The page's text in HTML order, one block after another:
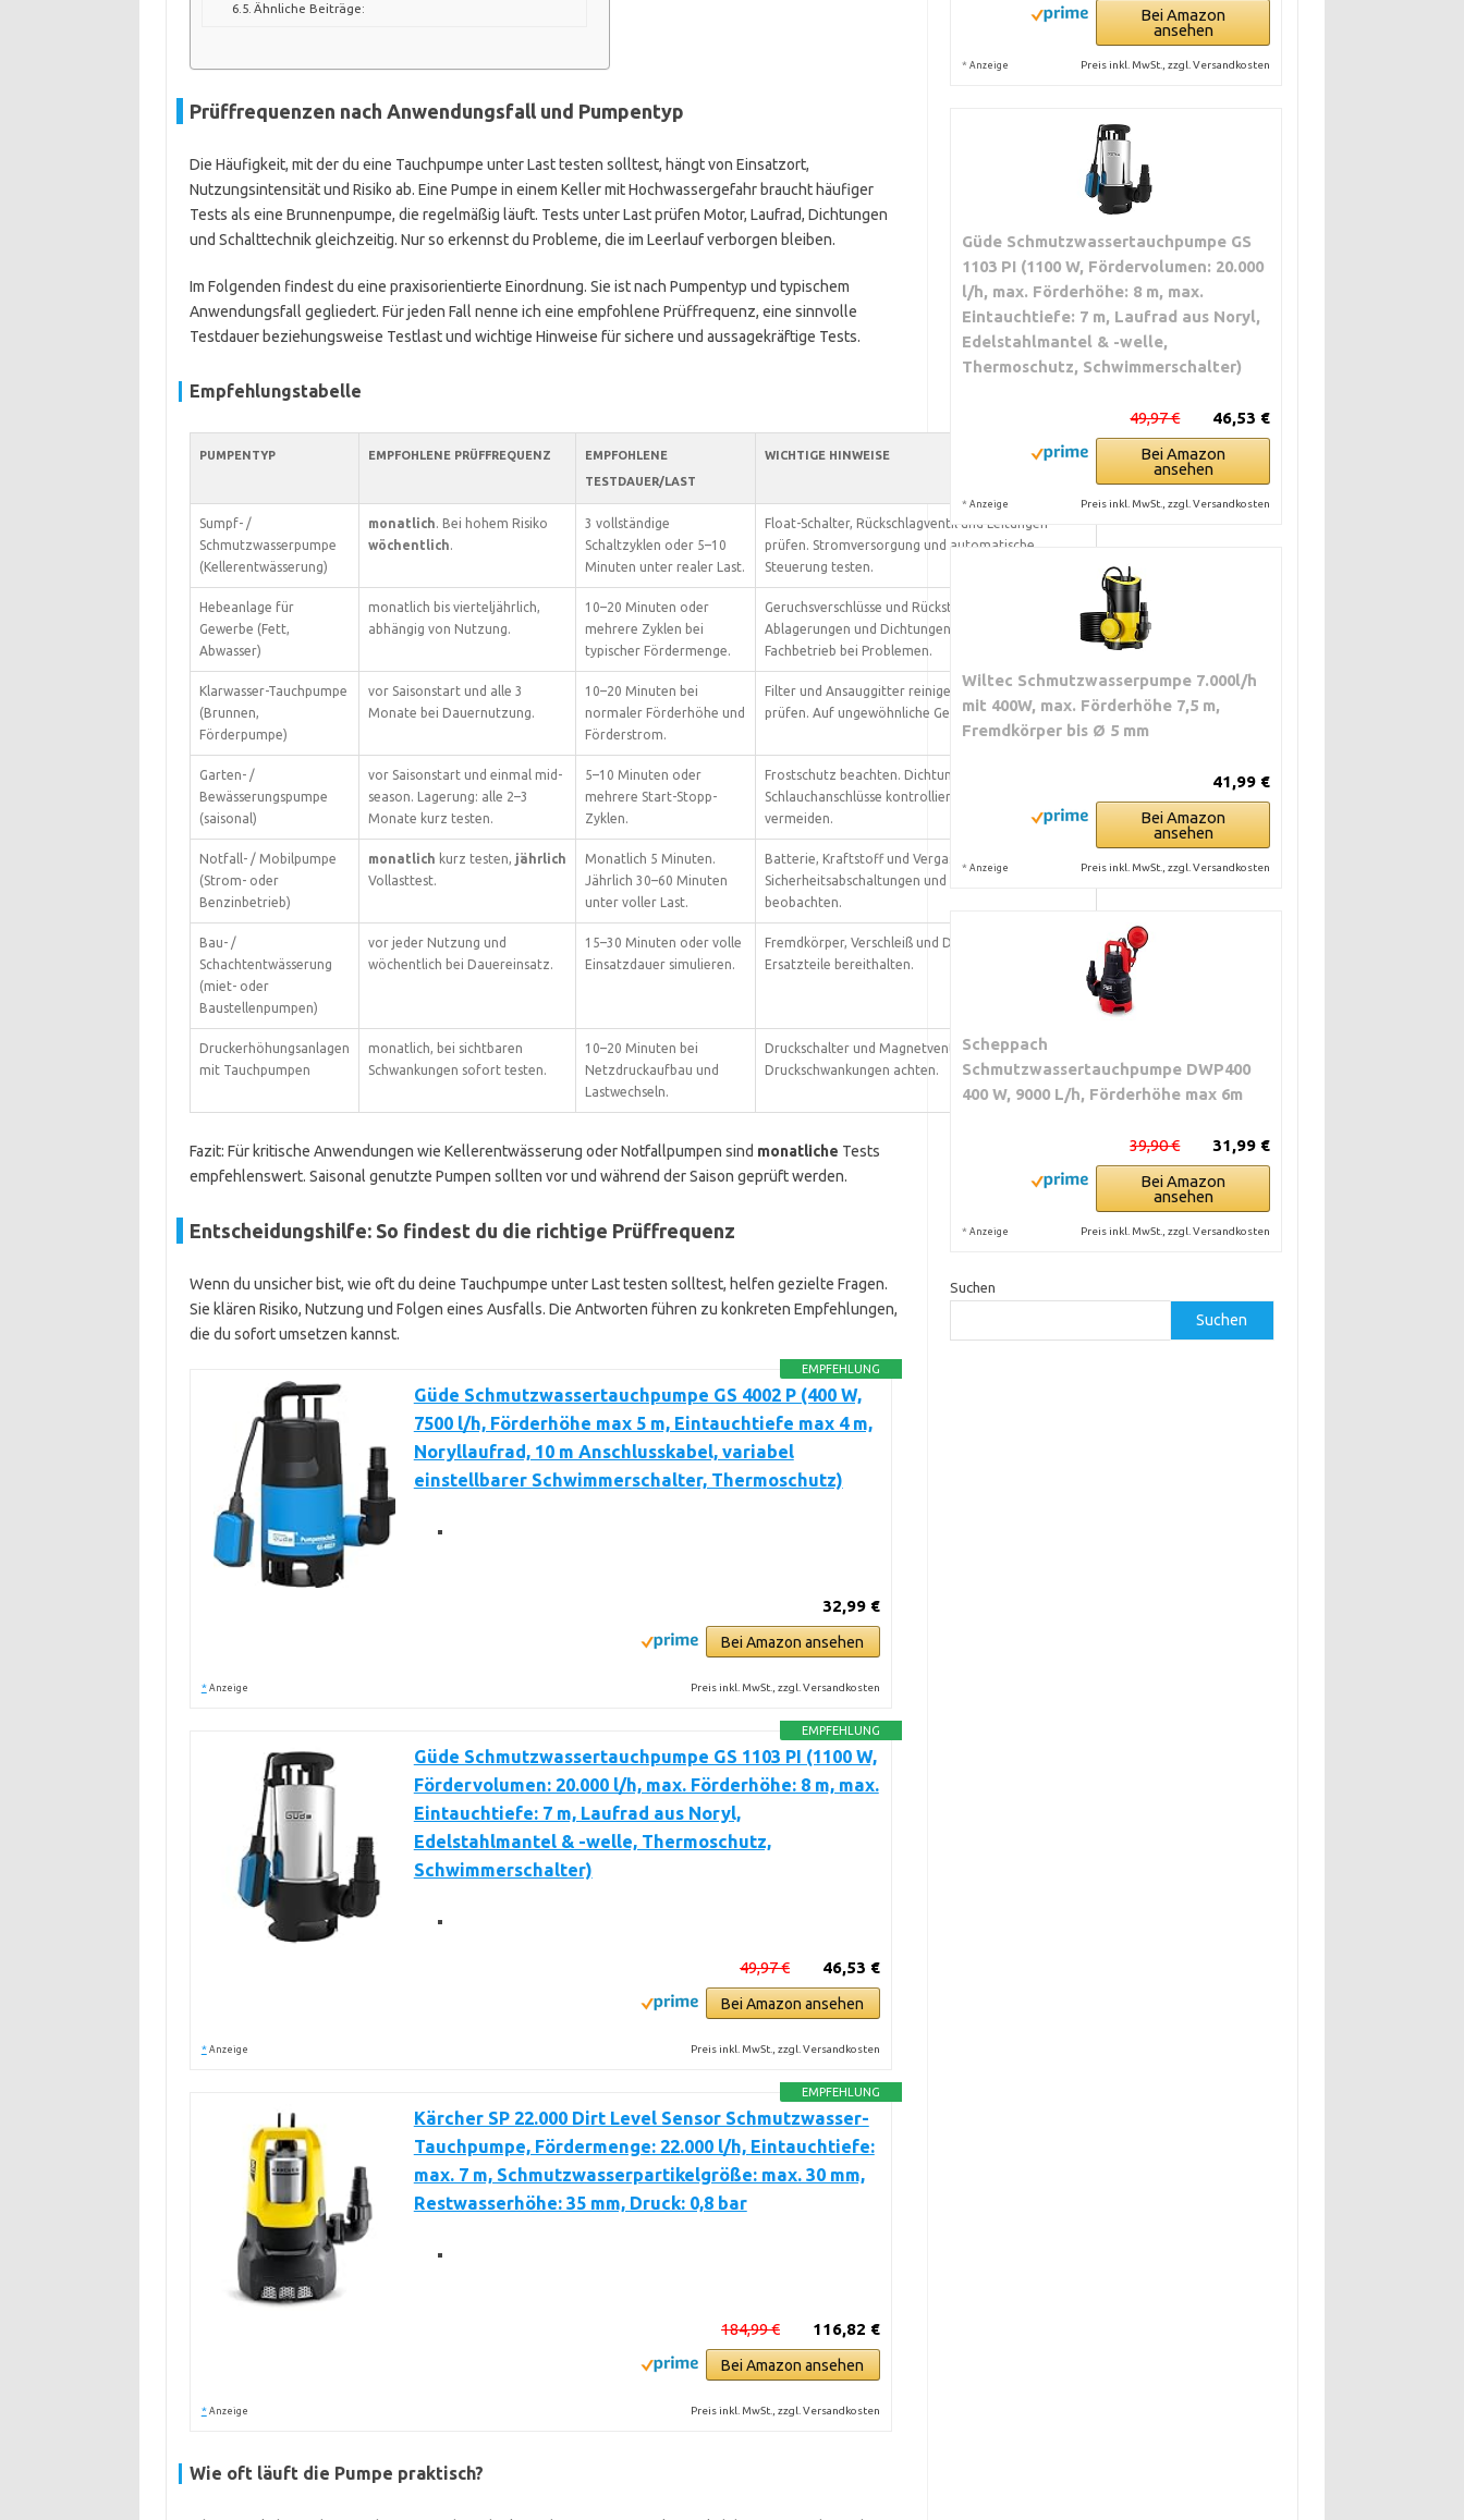
Ähnliche Beiträge:
Prüffrequenzen nach Anwendungsfall und Pumpentyp
Die Häufigkeit, mit der du eine Tauchpumpe unter Last testen solltest, hängt von Einsatzort,
Nutzungsintensität und Risiko ab. Eine Pumpe in einem Keller mit Hochwassergefahr braucht häufiger
Tests als eine Brunnenpumpe, die regelmäßig läuft. Tests unter Last prüfen Motor, Laufrad, Dichtungen
und Schalttechnik gleichzeitig. Nur so erkennst du Probleme, die im Leerlauf verborgen bleiben.
Im Folgenden findest du eine praxisorientierte Einordnung. Sie ist nach Pumpentyp und typischem
Anwendungsfall gegliedert. Für jeden Fall nenne ich eine empfohlene Prüffrequenz, eine sinnvolle
Testdauer beziehungsweise Testlast und wichtige Hinweise für sichere und aussagekräftige Tests.
Empfehlungstabelle
PUMPENTYP EMPFOHLENE PRÜFFREQUENZ
EMPFOHLENE
TESTDAUER/LAST
WICHTIGE HINWEISE
Sumpf- /
Schmutzwasserpumpe
(Kellerentwässerung)
monatlich. Bei hohem Risiko
wöchentlich.
3 vollständige
Schaltzyklen oder 5–10
Minuten unter realer Last.
Float-Schalter, Rückschlagventil und Leitungen
prüfen. Stromversorgung und automatische
Steuerung testen.
Hebeanlage für
Gewerbe (Fett,
Abwasser)
monatlich bis vierteljährlich,
abhängig von Nutzung.
10–20 Minuten oder
mehrere Zyklen bei
typischer Fördermenge.
Geruchsverschlüsse und Rückstauarmaturen prüfen.
Ablagerungen und Dichtungen kontrollieren.
Fachbetrieb bei Problemen.
Klarwasser-Tauchpumpe
(Brunnen,
Förderpumpe)
vor Saisonstart und alle 3
Monate bei Dauernutzung.
10–20 Minuten bei
normaler Förderhöhe und
Förderstrom.
Filter und Ansauggitter reinigen. Trockenlauf-Schutz
prüfen. Auf ungewöhnliche Geräusche achten.
Garten- /
Bewässerungspumpe
(saisonal)
vor Saisonstart und einmal mid-
season. Lagerung: alle 2–3
Monate kurz testen.
5–10 Minuten oder
mehrere Start-Stopp-
Zyklen.
Frostschutz beachten. Dichtungen und
Schlauchanschlüsse kontrollieren. Trockenlauf
vermeiden.
Notfall- / Mobilpumpe
(Strom- oder
Benzinbetrieb)
monatlich kurz testen, jährlich
Vollasttest.
Monatlich 5 Minuten.
Jährlich 30–60 Minuten
unter voller Last.
Batterie, Kraftstoff und Vergaser prüfen.
Sicherheitsabschaltungen und Motortemperatur
beobachten.
Bau- /
Schachtentwässerung
(miet- oder
Baustellenpumpen)
vor jeder Nutzung und
wöchentlich bei Dauereinsatz.
15–30 Minuten oder volle
Einsatzdauer simulieren.
Fremdkörper, Verschleiß und Dichtheit prüfen.
Ersatzteile bereithalten.
Druckerhöhungsanlagen
mit Tauchpumpen
monatlich, bei sichtbaren
Schwankungen sofort testen.
10–20 Minuten bei
Netzdruckaufbau und
Lastwechseln.
Druckschalter und Magnetventile prüfen. Auf
Druckschwankungen achten.
Fazit: Für kritische Anwendungen wie Kellerentwässerung oder Notfallpumpen sind monatliche Tests
empfehlenswert. Saisonal genutzte Pumpen sollten vor und während der Saison geprüft werden.
Entscheidungshilfe: So findest du die richtige Prüffrequenz
Wenn du unsicher bist, wie oft du deine Tauchpumpe unter Last testen solltest, helfen gezielte Fragen.
Sie klären Risiko, Nutzung und Folgen eines Ausfalls. Die Antworten führen zu konkreten Empfehlungen,
die du sofort umsetzen kannst.
EMPFEHLUNG
Güde Schmutzwassertauchpumpe GS 4002 P (400 W,
7500 l/h, Förderhöhe max 5 m, Eintauchtiefe max 4 m,
Noryllaufrad, 10 m Anschlusskabel, variabel
einstellbarer Schwimmerschalter, Thermoschutz)
32,99 €
Bei Amazon ansehen
* Anzeige Preis inkl. MwSt., zzgl. Versandkosten
EMPFEHLUNG
Güde Schmutzwassertauchpumpe GS 1103 PI (1100 W,
Fördervolumen: 20.000 l/h, max. Förderhöhe: 8 m, max.
Eintauchtiefe: 7 m, Laufrad aus Noryl,
Edelstahlmantel & -welle, Thermoschutz,
Schwimmerschalter)
46,53 €
49,97 €
Bei Amazon ansehen
* Anzeige Preis inkl. MwSt., zzgl. Versandkosten
EMPFEHLUNG
Kärcher SP 22.000 Dirt Level Sensor Schmutzwasser-
Tauchpumpe, Fördermenge: 22.000 l/h, Eintauchtiefe:
max. 7 m, Schmutzwasserpartikelgröße: max. 30 mm,
Restwasserhöhe: 35 mm, Druck: 0,8 bar
116,82 €
184,99 €
Bei Amazon ansehen
* Anzeige Preis inkl. MwSt., zzgl. Versandkosten
Wie oft läuft die Pumpe praktisch?
Bei Amazon
ansehen
* Anzeige Preis inkl. MwSt., zzgl. Versandkosten
Güde Schmutzwassertauchpumpe GS
1103 PI (1100 W, Fördervolumen: 20.000
l/h, max. Förderhöhe: 8 m, max.
Eintauchtiefe: 7 m, Laufrad aus Noryl,
Edelstahlmantel & -welle,
Thermoschutz, Schwimmerschalter)
46,53 €
49,97 €
Bei Amazon
ansehen
* Anzeige Preis inkl. MwSt., zzgl. Versandkosten
Wiltec Schmutzwasserpumpe 7.000l/h
mit 400W, max. Förderhöhe 7,5 m,
Fremdkörper bis Ø 5 mm
41,99 €
Bei Amazon
ansehen
* Anzeige Preis inkl. MwSt., zzgl. Versandkosten
Scheppach
Schmutzwassertauchpumpe DWP400
400 W, 9000 L/h, Förderhöhe max 6m
31,99 €
39,90 €
Bei Amazon
ansehen
* Anzeige Preis inkl. MwSt., zzgl. Versandkosten
Suchen
Suchen